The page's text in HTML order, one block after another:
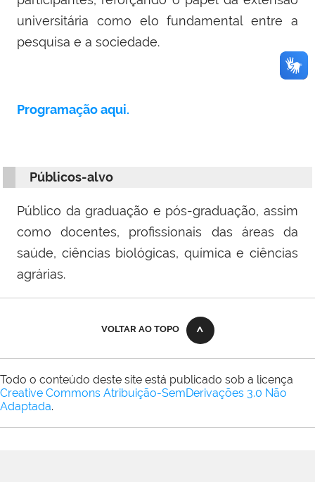
universitária como elo fundamental entre a
pesquisa e a sociedade.
Programação aqui.
Públicos-alvo
Público da graduação e pós-graduação, assim
como docentes, profissionais das áreas da
saúde, ciências biológicas, química e ciências
agrárias.
VOLTAR AO TOPO
Todo o conteúdo deste site está publicado sob a licença
Creative Commons Atribuição-SemDerivações 3.0 Não
Adaptada.